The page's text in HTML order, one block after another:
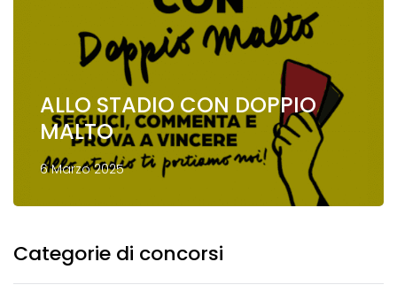
ALLO STADIO CON DOPPIO
MALTO
6 Marzo 2025
Categorie di concorsi